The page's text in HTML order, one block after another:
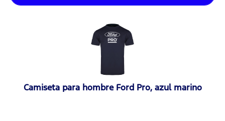
Camiseta para hombre Ford Pro, azul marino